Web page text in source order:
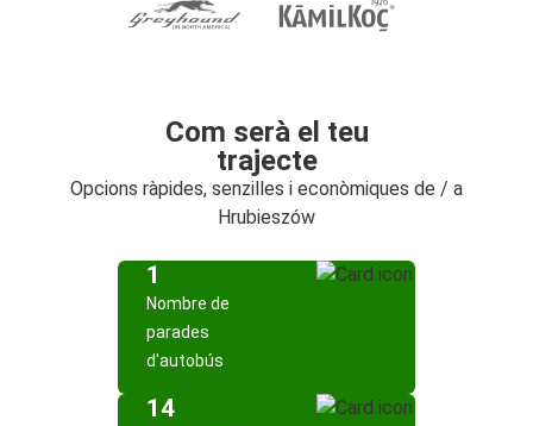
Com serà el teu
trajecte
Opcions ràpides, senzilles i econòmiques de / a
Hrubieszów
1
Nombre de
parades
d'autobús
14